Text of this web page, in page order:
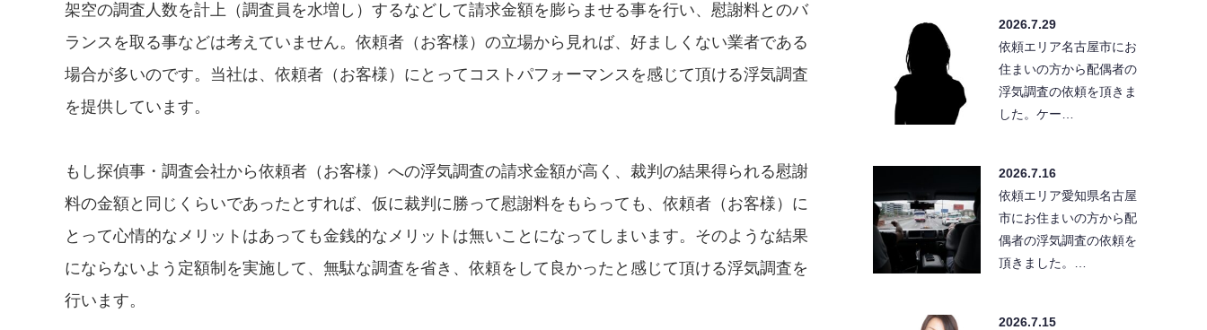
架空の調査人数を計上（調査員を水増し）するなどして請求金額を膨らませる事を行い、慰謝料とのバ
ランスを取る事などは考えていません。依頼者（お客様）の立場から見れば、好ましくない業者である
場合が多いのです。当社は、依頼者（お客様）にとってコストパフォーマンスを感じて頂ける浮気調査
を提供しています。
もし探偵事・調査会社から依頼者（お客様）への浮気調査の請求金額が高く、裁判の結果得られる慰謝
料の金額と同じくらいであったとすれば、仮に裁判に勝って慰謝料をもらっても、依頼者（お客様）に
とって心情的なメリットはあっても金銭的なメリットは無いことになってしまいます。そのような結果
にならないよう定額制を実施して、無駄な調査を省き、依頼をして良かったと感じて頂ける浮気調査を
行います。
2026.7.29
依頼エリア名古屋市にお
住まいの方から配偶者の
浮気調査の依頼を頂きま
した。ケー…
2026.7.16
依頼エリア愛知県名古屋
市にお住まいの方から配
偶者の浮気調査の依頼を
頂きました。…
2026.7.15